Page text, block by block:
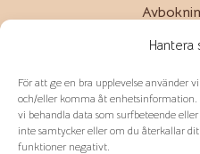
Hantera
För att ge en bra upplevelse använder
och/eller komma åt enhetsinformation.
vi behandla data som surfbeteende
inte samtycker eller om du återkallar
funktioner negativt.
Avbokning sker 48h
Vid avbokning senare
100%